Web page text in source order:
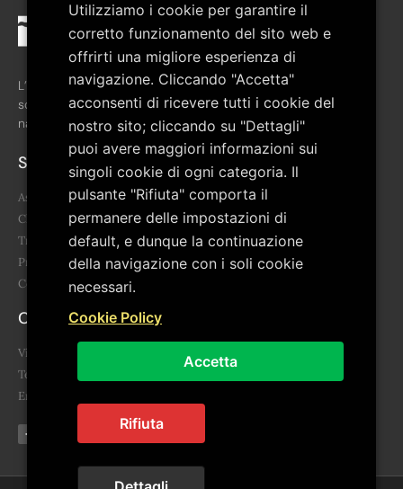
L’associazione è stata costituita nel febbraio del 2008 allo
scopo di favorire la crescita culturale del territorio del Parco
nazionale del Pollino.
Sitemap
Associazione
Chi siamo
Trasparenza
Progetti
Contatti
Contatti
Via Giovanni Falcone, 3 85043 Latronico (PZ)
Telefono: 0973.859455 - 340 678 6865
Email: segreteria@artepollino.it - info@artepollino.it
Utilizziamo i cookie per garantire il
corretto funzionamento del sito web e
offrirti una migliore esperienza di
navigazione. Cliccando "Accetta"
acconsenti di ricevere tutti i cookie del
nostro sito; cliccando su "Dettagli"
puoi avere maggiori informazioni sui
singoli cookie di ogni categoria. Il
pulsante "Rifiuta" comporta il
permanere delle impostazioni di
default, e dunque la continuazione
della navigazione con i soli cookie
necessari.
Cookie Policy
Accetta
Rifiuta